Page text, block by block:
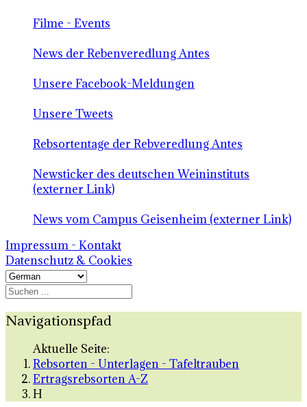
Filme - Events
News der Rebenveredlung Antes
Unsere Facebook-Meldungen
Unsere Tweets
Rebsortentage der Rebveredlung Antes
Newsticker des deutschen Weininstituts
(externer Link)
News vom Campus Geisenheim (externer Link)
Impressum - Kontakt
Datenschutz & Cookies
Navigationspfad
Aktuelle Seite:
Rebsorten - Unterlagen - Tafeltrauben
Ertragsrebsorten A-Z
H